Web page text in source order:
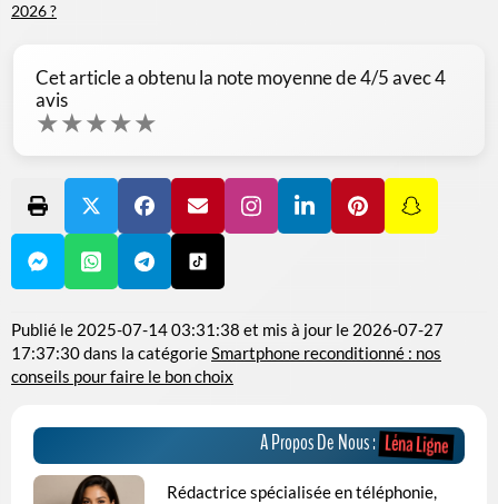
2026 ?
Cet article a obtenu la note moyenne de4/5 avec4
avis
★★★★★
Publié le 2025-07-14 03:31:38 et mis à jour le 2026-07-27
17:37:30dans la catégorieSmartphone reconditionné : nos
conseils pour faire le bon choix
A Propos De Nous :Léna Ligne
Rédactrice spécialisée en téléphonie,